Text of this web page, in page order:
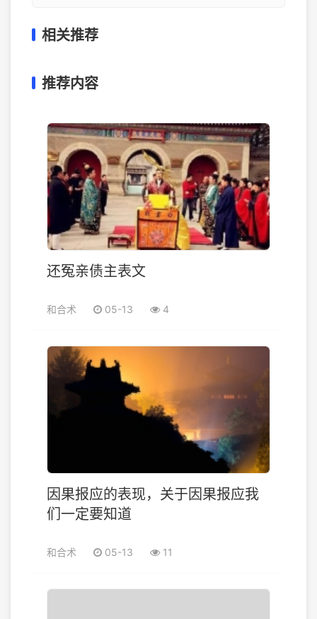
相关推荐
推荐内容
还冤亲债主表文
和合术 05-13 4
因果报应的表现，关于因果报应我
们一定要知道
和合术 05-13 11